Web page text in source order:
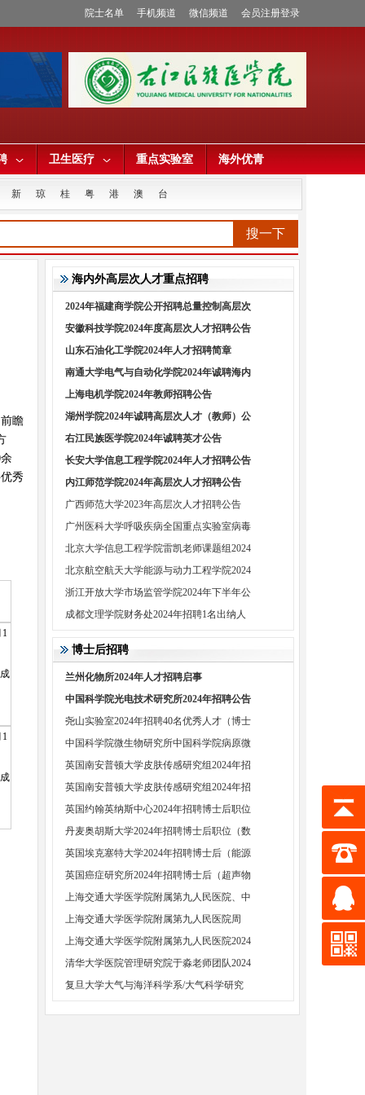
院士名单 手机频道 微信频道 会员注册登录
卫生医疗 重点实验室 海外优青
新 琼 桂 粤 港 澳 台
搜一下
瞻
秀
1
1
海内外高层次人才重点招聘
2024年福建商学院公开招聘总量控制高层次
安徽科技学院2024年度高层次人才招聘公告
山东石油化工学院2024年人才招聘简章
南通大学电气与自动化学院2024年诚聘海内
上海电机学院2024年教师招聘公告
湖州学院2024年诚聘高层次人才（教师）公
右江民族医学院2024年诚聘英才公告
长安大学信息工程学院2024年人才招聘公告
内江师范学院2024年高层次人才招聘公告
广西师范大学2023年高层次人才招聘公告
广州医科大学呼吸疾病全国重点实验室病毒
北京大学信息工程学院雷凯老师课题组2024
北京航空航天大学能源与动力工程学院2024
浙江开放大学市场监管学院2024年下半年公
成都文理学院财务处2024年招聘1名出纳人
博士后招聘
兰州化物所2024年人才招聘启事
中国科学院光电技术研究所2024年招聘公告
尧山实验室2024年招聘40名优秀人才（博士
中国科学院微生物研究所中国科学院病原微
英国南安普顿大学皮肤传感研究组2024年招
英国南安普顿大学皮肤传感研究组2024年招
英国约翰英纳斯中心2024年招聘博士后职位
丹麦奥胡斯大学2024年招聘博士后职位（数
英国埃克塞特大学2024年招聘博士后（能源
英国癌症研究所2024年招聘博士后（超声物
上海交通大学医学院附属第九人民医院、中
上海交通大学医学院附属第九人民医院周
上海交通大学医学院附属第九人民医院2024
清华大学医院管理研究院于淼老师团队2024
复旦大学大气与海洋科学系/大气科学研究